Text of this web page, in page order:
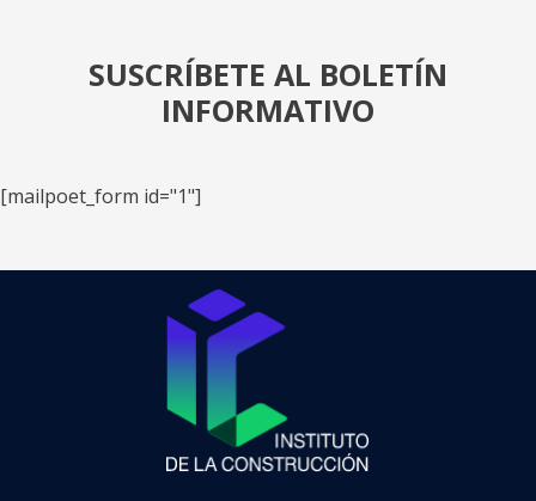
SUSCRÍBETE AL BOLETÍN
INFORMATIVO
[mailpoet_form id="1"]